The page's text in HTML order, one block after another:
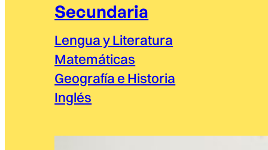
Secundaria
Lengua y Literatura
Matemáticas
Geografía e Historia
Inglés